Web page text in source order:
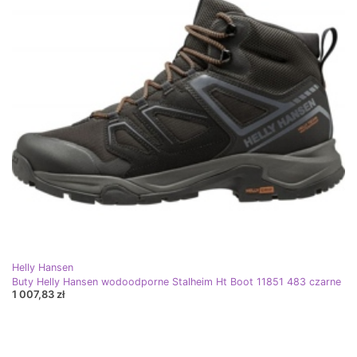
Helly Hansen
Buty Helly Hansen wodoodporne Stalheim Ht Boot 11851 483 czarne
1 007,83 zł